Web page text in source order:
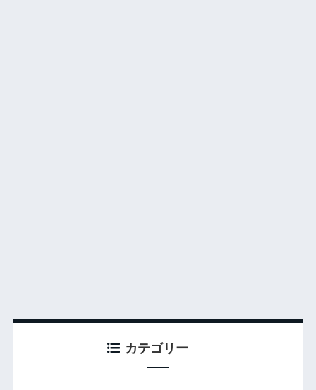
カテゴリー